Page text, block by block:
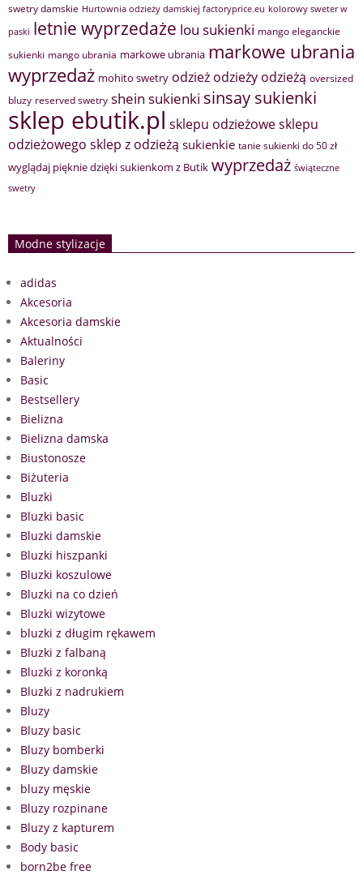
swetry damskie Hurtownia odzieży damskiej factoryprice.eu kolorowy sweter w
paski letnie wyprzedaże lou sukienki mango eleganckie
sukienki mango ubrania markowe ubrania markowe ubrania
wyprzedaż mohito swetry odzież odzieży odzieżą oversized
bluzy reserved swetry shein sukienki sinsay sukienki
sklep ebutik.pl sklepu odzieżowesklepu
odzieżowego sklep z odzieżą sukienkie tanie sukienki do 50 zł
wyglądaj pięknie dzięki sukienkom z Butik wyprzedaż świąteczne
swetry
Modne stylizacje
adidas
Akcesoria
Akcesoria damskie
Aktualności
Baleriny
Basic
Bestsellery
Bielizna
Bielizna damska
Biustonosze
Biżuteria
Bluzki
Bluzki basic
Bluzki damskie
Bluzki hiszpanki
Bluzki koszulowe
Bluzki na co dzień
Bluzki wizytowe
bluzki z długim rękawem
Bluzki z falbaną
Bluzki z koronką
Bluzki z nadrukiem
Bluzy
Bluzy basic
Bluzy bomberki
Bluzy damskie
bluzy męskie
Bluzy rozpinane
Bluzy z kapturem
Body basic
born2be free